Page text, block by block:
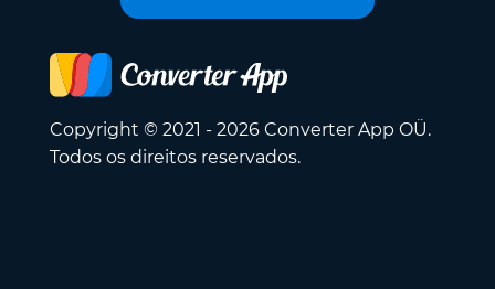
Copyright © 2021 - 2026 Converter App OÜ.
Todos os direitos reservados.